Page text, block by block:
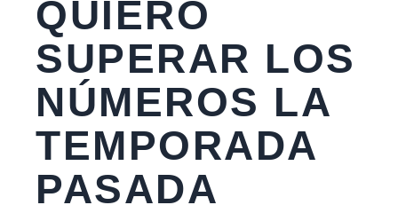
QUIERO
SUPERAR LOS
NÚMEROS LA
TEMPORADA
PASADA